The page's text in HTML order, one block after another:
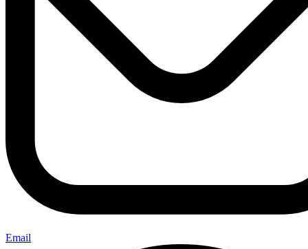
Email